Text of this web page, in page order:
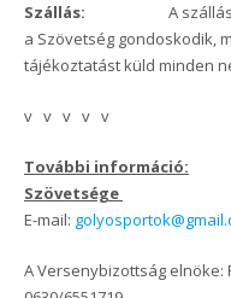
Szállás: A
a Szövetség gondoskodik,
tájékoztatást küld minden
v v v v v
További információ:
Szövetsége
E-mail:
A Versenybizottság